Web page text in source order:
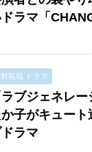
ラマ「
拓哉 ドラマ
ラブジェネレ
子がキュー
ラマ